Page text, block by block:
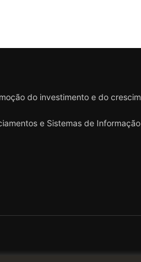
do investimento e do
e Sistemas de